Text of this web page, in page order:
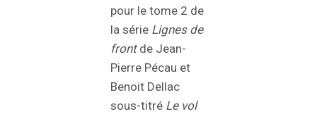
pour le tome 2 de
la série Lignes de
front de Jean-
Pierre Pécau et
Benoit Dellac
sous-titré Le vol